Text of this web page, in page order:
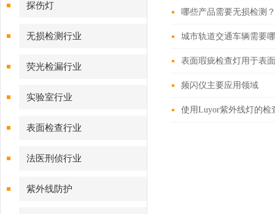
探伤灯
无损检测行业
荧光检漏行业
实验室行业
表面检查行业
法医刑侦行业
紫外线防护
哪些产品需要无损检测？
城市轨道交通车辆需要
表面瑕疵检查灯用于表
频闪仪主要应用领域
使用Luyor紫外线灯的检